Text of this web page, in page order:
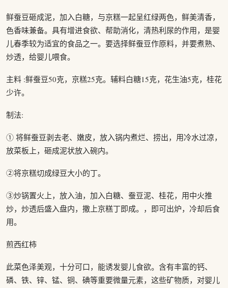
鲜蚕豆砸成泥，加入白糖，与京糕一起呈红绿两色，鲜美清香，
色香味兼备。具有增进食欲、帮助消化，清热利尿的作用，是婴
儿春季较为适宜的食品之一。要选择鲜蚕豆作原料，并要煮熟、
炒透，给婴儿喂食。
主料 :鲜蚕豆50克，京糕25克。辅料白糖15克，花生油5克，桂花
少许。
制法:
① 将鲜蚕豆剥去老、嫩皮，放入锅内煮烂、捞出，用冷水过凉，
放菜板上，砸成泥状放入碗内。
②将京糕切成绿豆大小的丁。
③炒锅置火上，放入油，加入白糖、蚕豆泥、桂花，用中火推
炒，炒透后盛入盘内，撒上京糕丁即成。，即可出炉，冷却后食
用。
煎西红柿
此菜色泽美观，十分可口，能诱发婴儿食欲。含有丰富的钙、
磷、铁、锌、锰、铜、碘等重要微量元素，这些矿物质，对婴儿